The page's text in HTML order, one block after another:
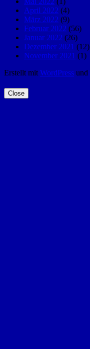
April 2022 (4)
März 2022 (9)
Februar 2022 (56)
Januar 2022 (26)
Dezember 2021 (12)
November 2021 (1)
Erstellt mit WordPress und
Close